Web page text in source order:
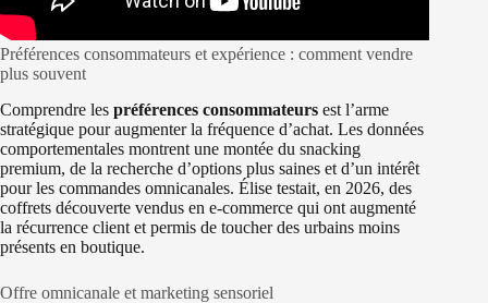
Préférences consommateurs et expérience : comment vendre
plus souvent
Comprendre les préférences consommateurs est l’arme
stratégique pour augmenter la fréquence d’achat. Les données
comportementales montrent une montée du snacking
premium, de la recherche d’options plus saines et d’un intérêt
pour les commandes omnicanales. Élise testait, en 2026, des
coffrets découverte vendus en e‑commerce qui ont augmenté
la récurrence client et permis de toucher des urbains moins
présents en boutique.
Offre omnicanale et marketing sensoriel